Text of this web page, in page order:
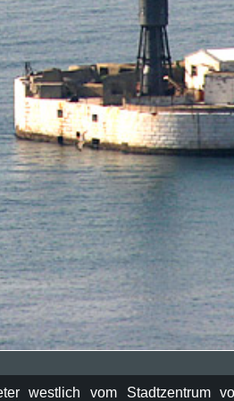
westlich vom Stadtzentrum